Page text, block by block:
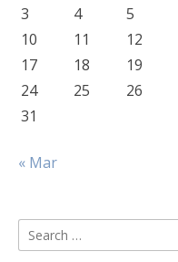
3 4 5
10
11 12
17
18 19
24
25 26
31
« Mar
Search
for: